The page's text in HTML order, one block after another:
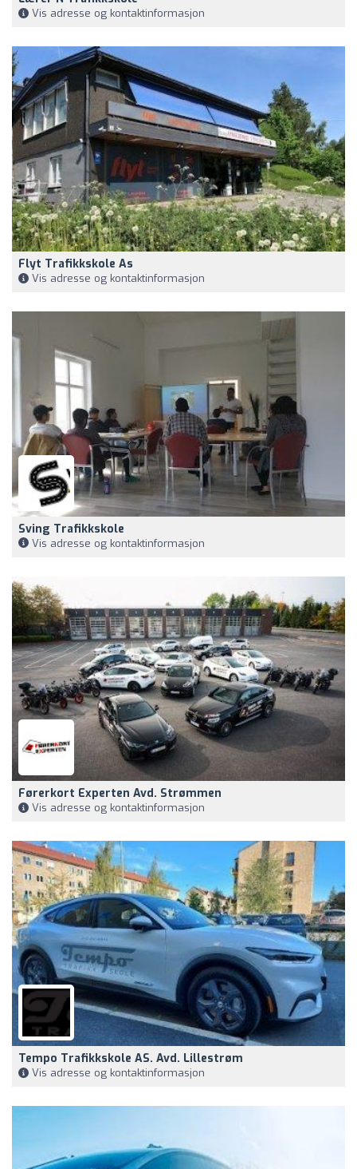
Vis adresse og kontaktinformasjon
Flyt Trafikkskole As
Vis adresse og kontaktinformasjon
Sving Trafikkskole
Vis adresse og kontaktinformasjon
Førerkort Experten Avd. Strømmen
Vis adresse og kontaktinformasjon
Tempo Trafikkskole AS. Avd. Lillestrøm
Vis adresse og kontaktinformasjon